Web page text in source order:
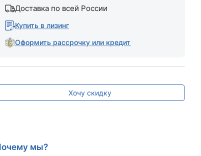
Доставка по всей России
Купить в лизинг
Оформить рассрочку или кредит
Хочу скидку
мы?